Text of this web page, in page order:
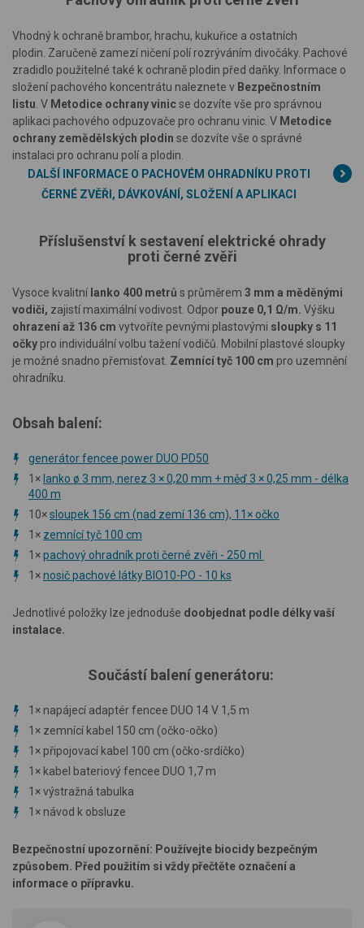
Vhodný k ochraně brambor, hrachu, kukuřice a ostatních
plodin. Zaručeně zamezí ničení polí rozrýváním divočáky. Pachové
zradidlo použitelné také k ochraně plodin před daňky. Informace o
složení pachového koncentrátu naleznete v Bezpečnostním
listu . V Metodice ochrany vinicse dozvíte vše pro správnou
aplikaci pachového odpuzovače pro ochranu vinic. V Metodice
ochrany zemědělských plodin se dozvíte vše o správné
instalaci pro ochranu polí a plodin.
DALŠÍ INFORMACE O PACHOVÉM OHRADNÍKU PROTI
ČERNÉ ZVĚŘI, DÁVKOVÁNÍ, SLOŽENÍ A APLIKACI
Příslušenství k sestavení elektrické ohrady
proti černé zvěři
Vysoce kvalitní lanko 400 metrů s průměrem 3 mm a měděnými
vodiči, zajistí maximální vodivost. Odpor pouze 0,1 Ω/m. Výšku
ohrazení až 136 cm vytvoříte pevnými plastovými sloupky s 11
očky pro individuální volbu tažení vodičů. Mobilní plastové sloupky
je možné snadno přemisťovat. Zemnící tyč 100 cm pro uzemnění
ohradníku.
Obsah balení:
generátor fencee power DUO PD50
1× lanko ø 3 mm, nerez 3 × 0,20 mm + měď 3 × 0,25 mm - délka
400 m
10×sloupek 156 cm (nad zemí 136 cm), 11× očko
1× zemnící tyč 100 cm
1×pachový ohradník proti černé zvěři - 250 ml
1×nosič pachové látky BIO10-PO - 10 ks
Jednotlivé položky lze jednoduše doobjednat podle délky vaší
instalace.
Součástí balení generátoru:
1 × napájecí adaptér fencee DUO 14 V 1,5 m
1 × zemnící kabel 150 cm (očko-očko)
1 × připojovací kabel 100 cm (očko-srdíčko)
1 × kabel bateriový fencee DUO 1,7 m
1×výstražná tabulka
1 × návod k obsluze
Bezpečnostní upozornění: Používejte biocidy bezpečným
způsobem. Před použitím si vždy přečtěte označení a
informace o přípravku.